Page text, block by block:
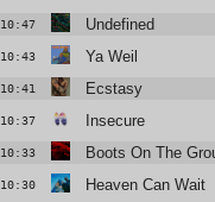
10:47 Undefined
10:43 Ya Weil
10:41 Ecstasy
10:37 Insecure
10:33 Boots On The
10:30 Heaven Can Wait